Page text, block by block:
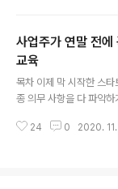
비슷한 효과가 있을 것으
직 건강검진을 받지 않은
수 있도록 연장소식을 공
을 하지 못하신 직장인 분
을 받지 못하는 경우 사업
사업주가 연말 전에
교육
목차 이제 막 시작한 스
종 의무 사항을 다 파악
기기도 하고, 개정도 되는
24 0 2020.